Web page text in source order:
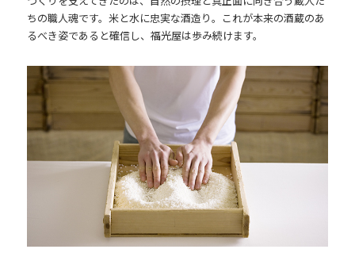
ちの職人魂です。米と水に忠実な酒造り。これが本来の酒蔵のあ
るべき姿であると確信し、福光屋は歩み続けます。